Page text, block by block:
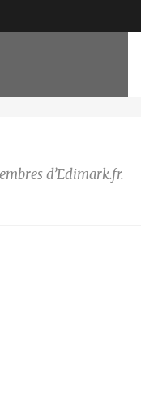
d’Edimark.fr.